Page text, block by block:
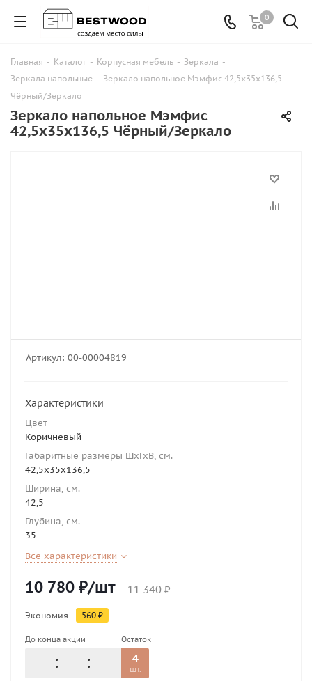
0
Главная - Каталог - Корпусная мебель - Зеркала -
Зеркала напольные - Зеркало напольное Мэмфис 42,5х35х136,5
Чёрный/Зеркало
Зеркало напольное Мэмфис
42,5х35х136,5 Чёрный/Зеркало
Артикул: 00-00004819
Характеристики
Цвет
Коричневый
Габаритные размеры ШхГхВ, см.
42,5х35х136,5
Ширина, см.
42,5
Глубина, см.
35
Все характеристики
10 780 ₽/шт 11 340₽
Экономия 560 ₽
До конца акции Остаток
4
шт.